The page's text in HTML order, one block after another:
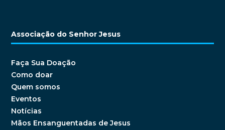
Associação do Senhor Jesus
Faça Sua Doação
Como doar
Quem somos
Eventos
Notícias
Mãos Ensanguentadas de Jesus